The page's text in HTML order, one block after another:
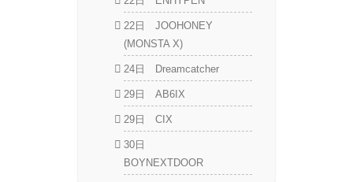
22日 JOOHONEY
(MONSTA X)
24日 Dreamcatcher
29日 AB6IX
29日 CIX
30日
BOYNEXTDOOR